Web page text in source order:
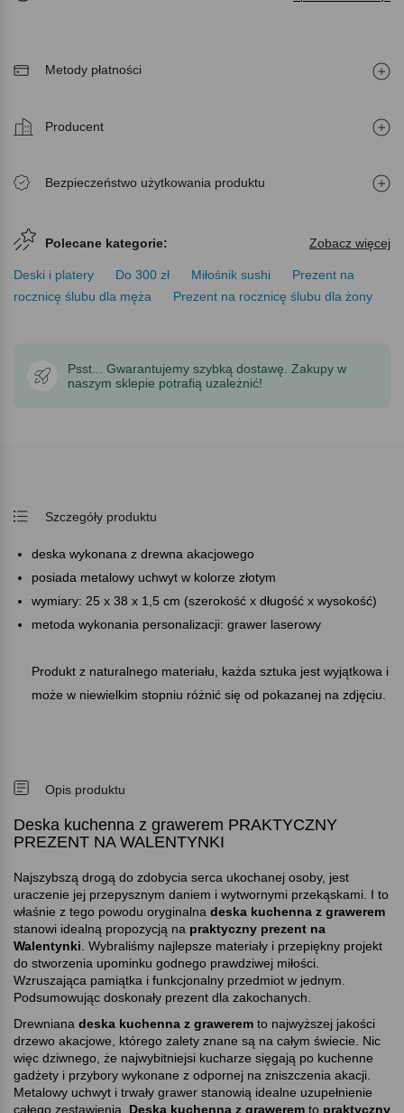
Metody płatności
Producent
Bezpieczeństwo użytkowania produktu
Polecane kategorie: Zobacz więcej
Deski i platery Do 300 zł Miłośnik sushi
Prezent na
rocznicę ślubu dla męża
Prezent na rocznicę ślubu dla żony
Psst... Gwarantujemy szybką dostawę. Zakupy w
naszym sklepie potrafią uzależnić!
Szczegóły produktu
deska wykonana z drewna akacjowego
posiada metalowy uchwyt w kolorze złotym
wymiary: 25 x 38 x 1,5 cm (szerokość x długość x wysokość)
metoda wykonania personalizacji: grawer laserowy
Produkt z naturalnego materiału, każda sztuka jest wyjątkowa i
może w niewielkim stopniu różnić się od pokazanej na zdjęciu.
Opis produktu
Deska kuchenna z grawerem PRAKTYCZNY
PREZENT NA WALENTYNKI
Najszybszą drogą do zdobycia serca ukochanej osoby, jest
uraczenie jej przepysznym daniem i wytwornymi przekąskami. I to
właśnie z tego powodu oryginalna deska kuchenna z grawerem
stanowi idealną propozycją na praktyczny prezent na
Walentynki . Wybraliśmy najlepsze materiały i przepiękny projekt
do stworzenia upominku godnego prawdziwej miłości.
Wzruszająca pamiątka i funkcjonalny przedmiot w jednym.
Podsumowując doskonały prezent dla zakochanych.
Drewniana deska kuchenna z grawerem to najwyższej jakości
drzewo akacjowe, którego zalety znane są na całym świecie. Nic
więc dziwnego, że najwybitniejsi kucharze sięgają po kuchenne
gadżety i przybory wykonane z odpornej na zniszczenia akacji.
Metalowy uchwyt i trwały grawer stanowią idealne uzupełnienie
całego zestawienia. Deska kuchenna z grawerem to praktyczny